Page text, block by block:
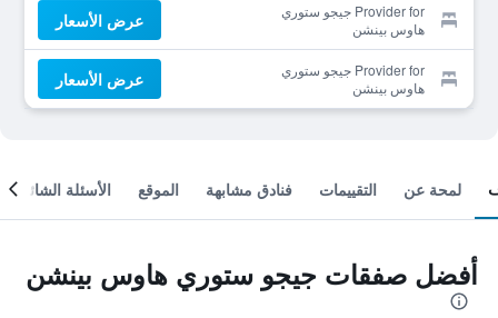
Provider for جيجو ستوري
هاوس بينشن
عرض الأسعار
Provider for جيجو ستوري
هاوس بينشن
عرض الأسعار
لمحة عن التقييمات فنادق مشابهة الموقع الأسئلة الشائعة
أفضل صفقات جيجو ستوري هاوس بينشن